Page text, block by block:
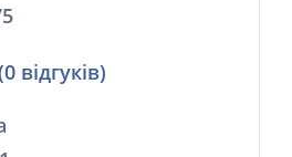
відгуків)